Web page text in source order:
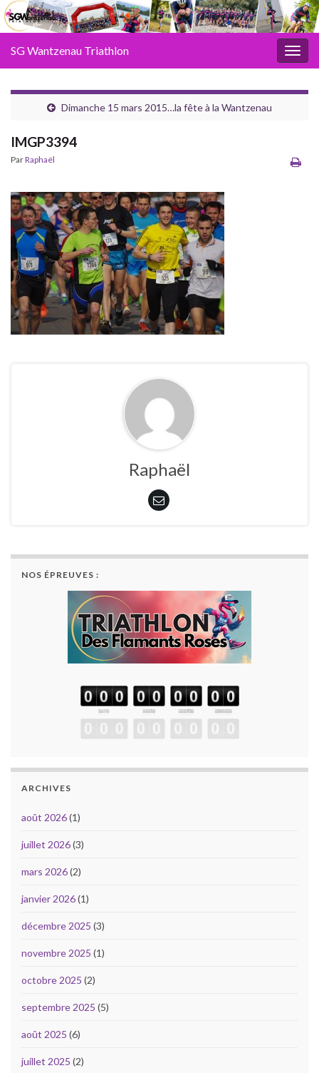
SG Wantzenau Triathlon
Dimanche 15 mars 2015…la fête à la Wantzenau
IMGP3394
ParRaphaël
Raphaël
NOS ÉPREUVES :
ARCHIVES
août 2026(1)
juillet 2026(3)
mars 2026(2)
janvier 2026(1)
décembre 2025 (3)
novembre 2025 (1)
octobre 2025 (2)
septembre 2025 (5)
août 2025 (6)
juillet 2025 (2)